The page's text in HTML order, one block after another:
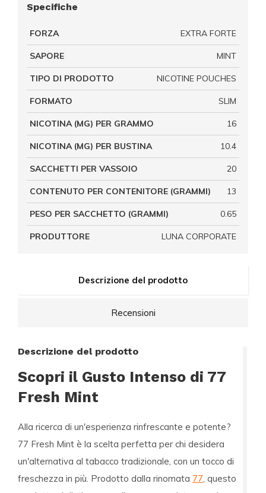
Descrizione del prodotto
Recensioni
Descrizione del prodotto
Scopri il Gusto Intenso di 77
Fresh Mint
Alla ricerca di un'esperienza rinfrescante e potente?
77 Fresh Mint è la scelta perfetta per chi desidera
un'alternativa al tabacco tradizionale, con un tocco di
freschezza in più. Prodotto dalla rinomata 77 , questo
Specifiche
FORZA EXTRA FORTE
SAPORE MINT
TIPO DI PRODOTTO NICOTINE POUCHES
FORMATO SLIM
NICOTINA (MG) PER GRAMMO 16
NICOTINA (MG) PER BUSTINA 10.4
SACCHETTI PER VASSOIO 20
CONTENUTO PER CONTENITORE (GRAMMI) 13
PESO PER SACCHETTO (GRAMMI) 0.65
PRODUTTORE LUNA CORPORATE